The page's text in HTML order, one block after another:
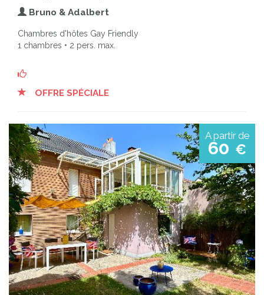
Bruno & Adalbert
Chambres d'hôtes Gay Friendly
1 chambres • 2 pers. max.
OFFRE SPÉCIALE
A partir de
60 €